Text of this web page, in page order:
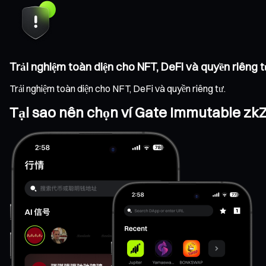
Trải nghiệm toàn diện cho NFT, DeFi và quyền riêng
Trải nghiệm toàn diện cho NFT, DeFi và quyền riêng tư.
Tại sao nên chọn ví Gate Immutable